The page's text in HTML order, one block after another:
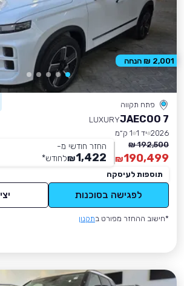
פתח תקווה
JAECOO 7
LUXURY
2026 יד 1
1 ק״מ
192,500 ₪
190,499
₪
החזר חודשי מ-
1,422
₪לחודש*
תוספות לעיסקה
לפגישה בסוכנות
*חישוב ההחזר מפורט בתקנון
2,001 ₪ הנחה